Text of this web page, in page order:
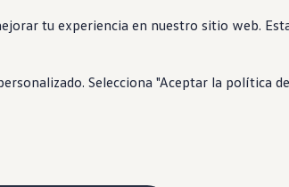
tu experiencia en nuestro sitio web.
Selecciona "Aceptar la política